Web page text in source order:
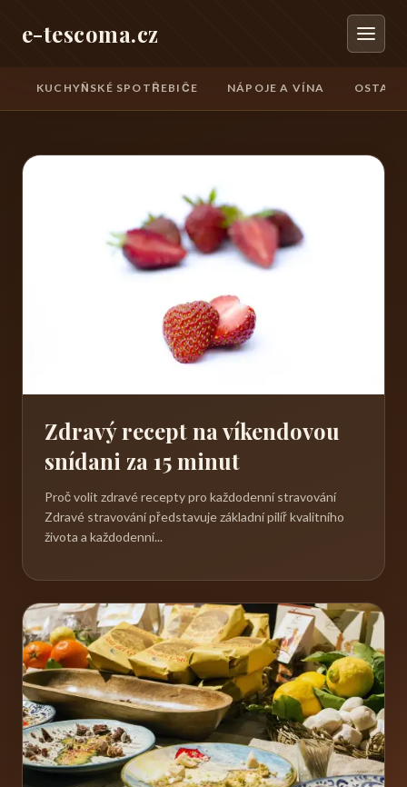
e-tescoma.cz
KUCHYŇSKÉ SPOTŘEBIČE NÁPOJE A VÍNA
Zdravý recept na víkendovou
snídani za 15 minut
Proč volit zdravé recepty pro každodenní stravování
Zdravé stravování představuje základní pilíř kvalitního
života a každodenní...